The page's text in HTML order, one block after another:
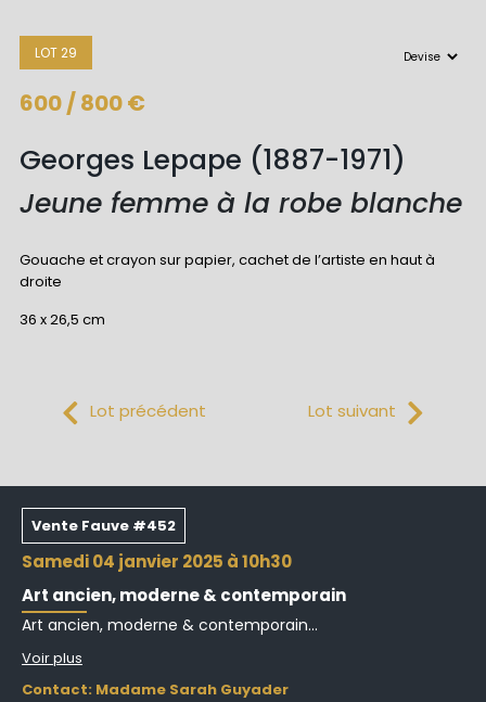
LOT 29
600 / 800 €
Georges Lepape (1887-1971)
Jeune femme à la robe blanche
Gouache et crayon sur papier, cachet de l’artiste en haut à
droite
36 x 26,5 cm
Lot précédent Lot suivant
Vente Fauve #452
samedi 04 janvier 2025 à 10h30
Art ancien, moderne & contemporain
Art ancien, moderne & contemporain...
Voir plus
Contact: Madame Sarah Guyader